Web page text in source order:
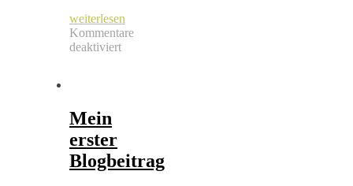
weiterlesen
Kommentare
deaktiviert
Mein
erster
Blogbeitrag